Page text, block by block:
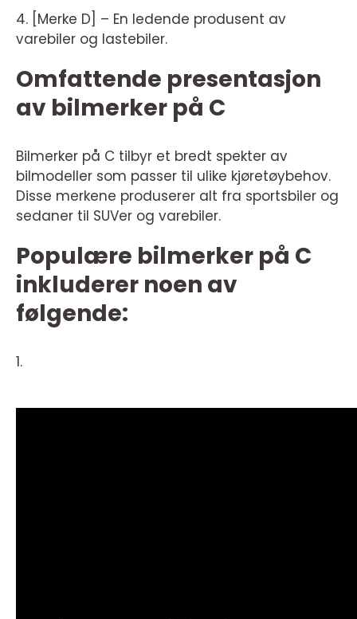
4. [Merke D] – En ledende produsent av
varebiler og lastebiler.
Omfattende presentasjon
av bilmerker på C
Bilmerker på C tilbyr et bredt spekter av
bilmodeller som passer til ulike kjøretøybehov.
Disse merkene produserer alt fra sportsbiler og
sedaner til SUVer og varebiler.
Populære bilmerker på C
inkluderer noen av
følgende:
1.